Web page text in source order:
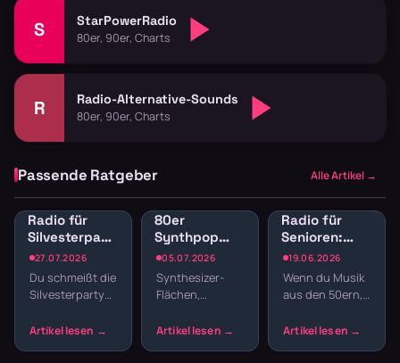
S StarPowerRadio
80er, 90er, Charts
R Radio-Alternative-Sounds
80er, 90er, Charts
Passende Ratgeber Alle Artikel →
27.07.2026
Radio für
Silvesterparty:
Die besten
Sender für
den
Jahreswechsel
Du schmeißt die
Silvesterparty
den ganzen
05.07.2026
80er
Synthpop
Radio: New
Wave und
elektronische
Synthesizer-
Flächen,
Melodien und
19.06.2026
Radio für
Senioren:
Musik der
50er, 60er
und 70er
Wenn du Musik
aus den 50ern,
70ern hören